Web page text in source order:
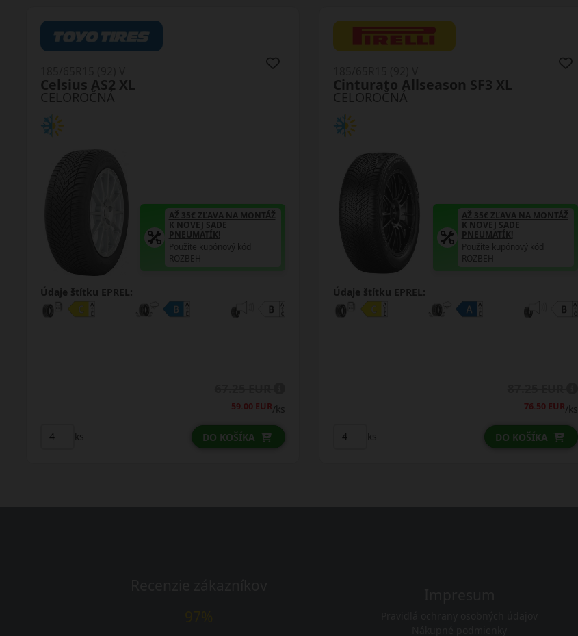
CELOROČNÁ
Celsius AS2 XL
AŽ 35€ ZĽAVA NA MONTÁŽ
K NOVEJ SADE
PNEUMATÍK!
Použite kupónový kód
ROZBEH
Údaje štítku EPREL:
59.00 EUR/ks
ks DO KOŠÍKA
CELOROČNÁ
Cinturato Allseason SF3 XL
AŽ 35€ ZĽAVA NA MONTÁŽ
K NOVEJ SADE
PNEUMATÍK!
Použite kupónový kód
ROZBEH
Údaje štítku EPREL:
76.50 EUR/ks
ks DO KOŠÍKA